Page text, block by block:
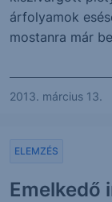
árfolyamok
mostanra már
2013. március 13.
Emelkedő
ELEMZÉS